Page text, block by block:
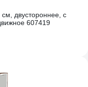
двустороннее, с
607419